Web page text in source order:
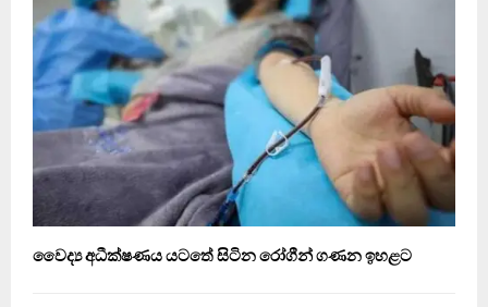
වෛද්‍ය අධීක්ෂණය යටතේ සිටින රෝගීන් ගණන ඉහළට